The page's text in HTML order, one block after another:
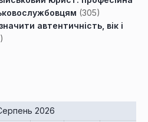
(305)
автентичність, вік і
2026